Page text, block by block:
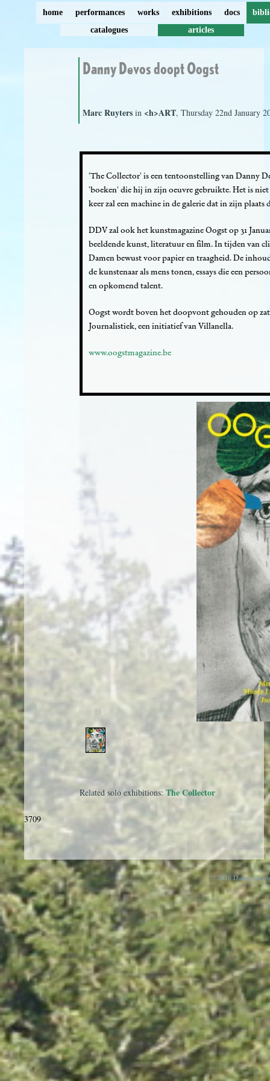
home performances works exhibitions docs
catalogues
articles
Danny Devos doopt Oogst
Marc Ruyters in <h>ART, Thursday 22nd January
'The Collector' is een tentoonstelling van Danny
'boeken' die hij in zijn oeuvre gebruikte. Het is
keer zal een machine in de galerie dat in zijn plaats
DDV zal ook het kunstmagazine Oogst op 31
beeldende kunst, literatuur en film. In tijden van
Damen bewust voor papier en traagheid. De
de kunstenaar als mens tonen, essays die een
en opkomend talent.
Oogst wordt boven het doopvont gehouden op
Journalistiek, een initiatief van Villanella.
www.oogstmagazine.be
/
Related solo exhibitions: The Collector
3709
© 2026 Danny